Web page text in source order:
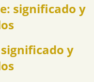
significado y
significado y